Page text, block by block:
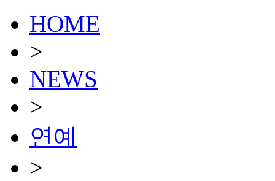
HOME
>
NEWS
>
연예
>